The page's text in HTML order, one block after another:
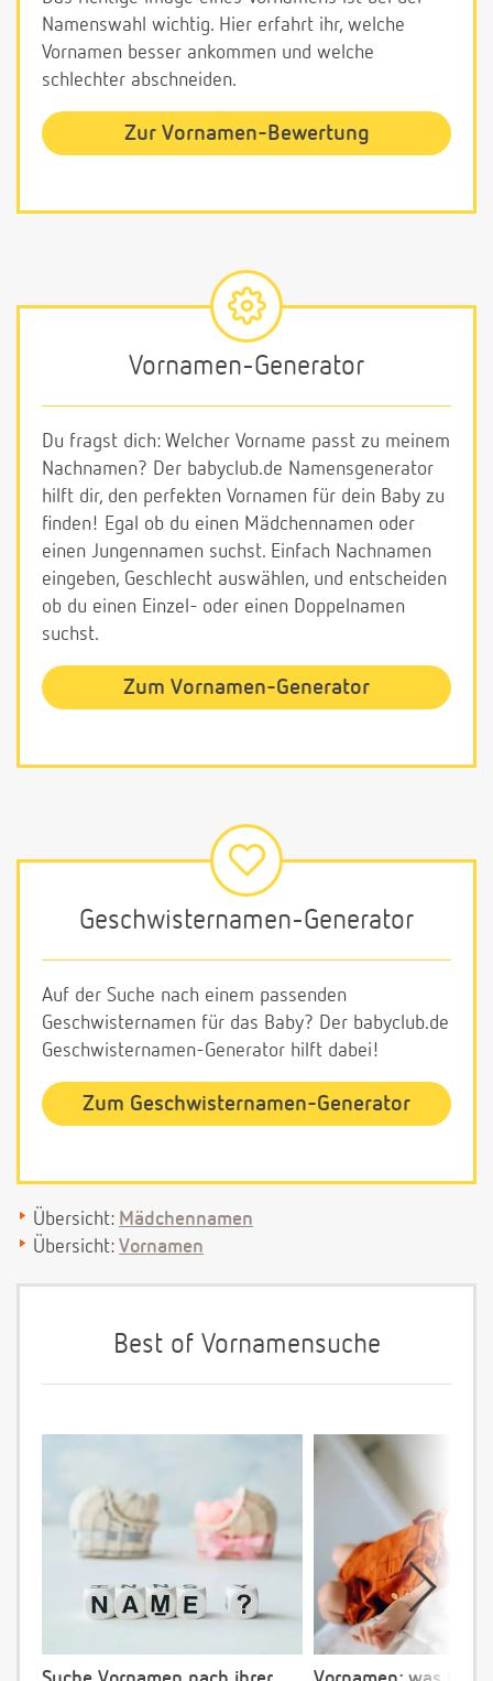
Namenswahl wichtig. Hier erfahrt ihr, welche
Vornamen besser ankommen und welche
schlechter abschneiden.
Zur Vornamen-Bewertung
Vornamen-Generator
Du fragst dich: Welcher Vorname passt zu meinem
Nachnamen? Der babyclub.de Namensgenerator
hilft dir, den perfekten Vornamen für dein Baby zu
finden! Egal ob du einen Mädchennamen oder
einen Jungennamen suchst. Einfach Nachnamen
eingeben, Geschlecht auswählen, und entscheiden
ob du einen Einzel- oder einen Doppelnamen
suchst.
Zum Vornamen-Generator
Geschwisternamen-Generator
Auf der Suche nach einem passenden
Geschwisternamen für das Baby? Der babyclub.de
Geschwisternamen-Generator hilft dabei!
Zum Geschwisternamen-Generator
Übersicht: Mädchennamen
Übersicht: Vornamen
Best of Vornamensuche